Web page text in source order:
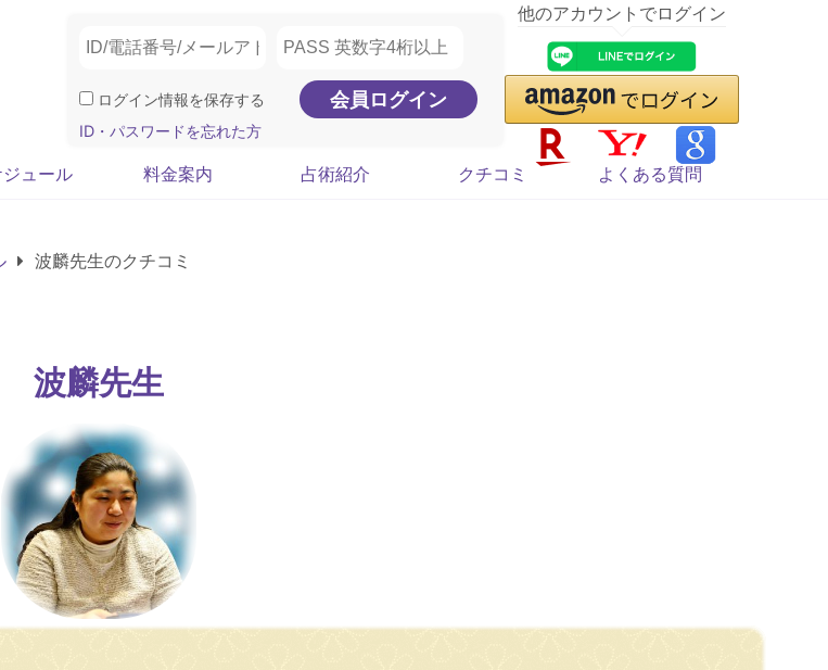
ログイン情報を保存する
ID・パスワードを忘れた方
他のアカウントでログイン
ュール 料金案内 占術紹介 クチコミ よくある質問
波麟先生のクチコミ
波麟先生